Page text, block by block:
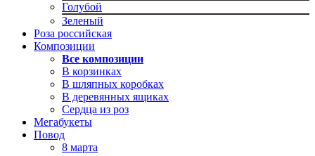
Голубой
Зеленый
Роза российская
Композиции
Все композиции
В корзинках
В шляпных коробках
В деревянных ящиках
Сердца из роз
Мегабукеты
Повод
8 марта